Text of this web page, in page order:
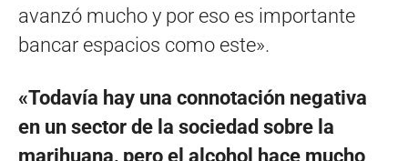
avanzó mucho y por eso es importante
bancar espacios como este».
«Todavía hay una connotación negativa
en un sector de la sociedad sobre la
marihuana, pero el alcohol hace mucho